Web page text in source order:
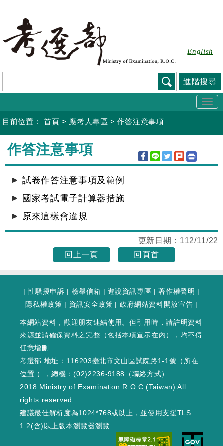
要
容
English
進階搜尋
目前位置： 首頁 > 應考人專區 > 作答注意事項
:::
作答注意事項
試卷作答注意事項及範例
國家考試電子計算器措施
原來這樣會違規
更新日期： 112/11/22
回上一頁
回頁首
|性騷擾申訴 | 檢舉信箱 |遊說資訊專區 |著作權聲明 |
隱私權政策 | 資訊安全政策 | 政府網站資料開放宣告 |
本網站資料，歡迎朋友連結使用。但引用時，請註明資料
來源並請確保資料之完整（包括本項宣示在內），均不得
任意增刪
考選部 地址：116203臺北市文山區試院路1-1號（ 所在
位置 ），總機：(02)2236-9188（聯絡方式）
2018 Ministry of Examination R.O.C.(Taiwan) All
rights reserved.
建議最佳解析度為1024*768或以上，並使用支援TLS
1.2(含)以上版本瀏覽器瀏覽